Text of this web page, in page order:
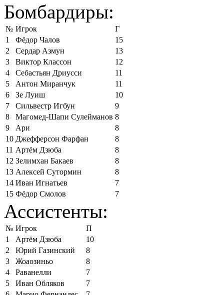
Бомбардиры:
№ Игрок
Г
1
Фёдор Чалов
15
2
Сердар Азмун
13
3
Виктор Классон
12
4
Себастьян Дриусси
11
5
Антон Миранчук
11
6
Зе Луиш
10
7
Сильвестр Игбун
9
8
Магомед-Шапи Сулейманов 8
9
Ари
8
10 Джефферсон Фарфан
8
11 Артём Дзюба
8
12 Зелимхан Бакаев
8
13 Алексей Сутормин
8
14 Иван Игнатьев
7
15 Фёдор Смолов 7
Ассистенты:
№ Игрок
П
1
Артём Дзюба
10
2
Юрий Газинский
8
3
Жоаозиньо
8
4
Раванелли
7
5
Иван Обляков
7